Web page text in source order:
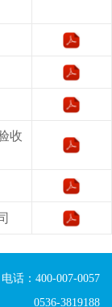
收
电话：400-007-0057
0536-3819188